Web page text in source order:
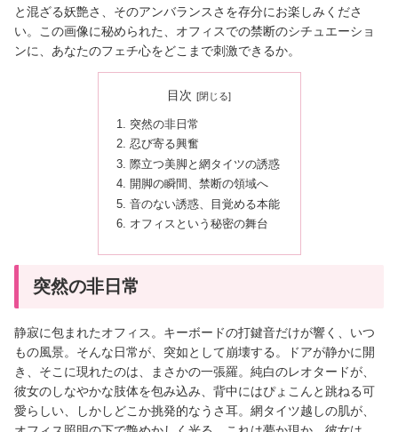
と混ざる妖艶さ、そのアンバランスさを存分にお楽しみくださ
い。この画像に秘められた、オフィスでの禁断のシチュエーショ
ンに、あなたのフェチ心をどこまで刺激できるか。
目次
突然の非日常
忍び寄る興奮
際立つ美脚と網タイツの誘惑
開脚の瞬間、禁断の領域へ
音のない誘惑、目覚める本能
オフィスという秘密の舞台
突然の非日常
静寂に包まれたオフィス。キーボードの打鍵音だけが響く、いつ
もの風景。そんな日常が、突如として崩壊する。ドアが静かに開
き、そこに現れたのは、まさかの一張羅。純白のレオタードが、
彼女のしなやかな肢体を包み込み、背中にはぴょこんと跳ねる可
愛らしい、しかしどこか挑発的なうさ耳。網タイツ越しの肌が、